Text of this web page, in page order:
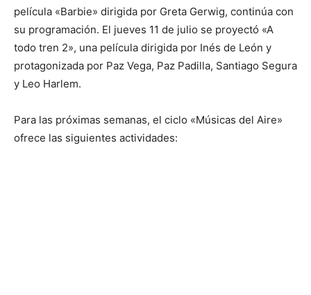
película «Barbie» dirigida por Greta Gerwig, continúa con
su programación. El jueves 11 de julio se proyectó «A
todo tren 2», una película dirigida por Inés de León y
protagonizada por Paz Vega, Paz Padilla, Santiago Segura
y Leo Harlem.
Para las próximas semanas, el ciclo «Músicas del Aire»
ofrece las siguientes actividades: